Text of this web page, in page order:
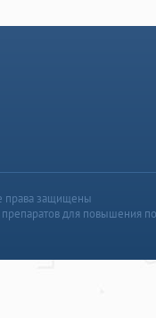
права защищены
для повышения